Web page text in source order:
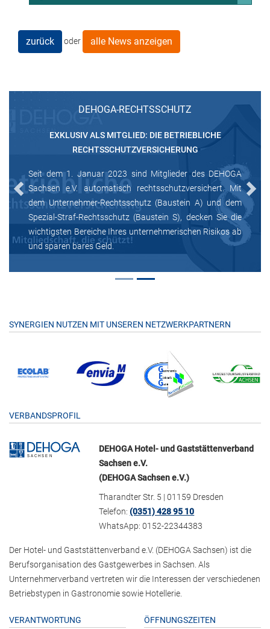
zurück oder alle News anzeigen
DEHOGA-RECHTSSCHUTZ
EXKLUSIV ALS MITGLIED: DIE BETRIEBLICHE
RECHTSSCHUTZVERSICHERUNG
Seit dem 1. Januar 2023 sind Mitglieder des DEHOGA
Sachsen e.V. automatisch rechtsschutzversichert. Mit
dem Unternehmer-Rechtsschutz (Baustein A) und dem
Spezial-Straf-Rechtsschutz (Baustein S), decken Sie die
wichtigsten Bereiche Ihres unternehmerischen Risikos ab
und sparen bares Geld.
Previous Next
SYNERGIEN NUTZEN MIT UNSEREN NETZWERKPARTNERN
VERBANDSPROFIL
DEHOGA Hotel- und Gaststättenverband
Sachsen e.V.
(DEHOGA Sachsen e.V.)
Tharandter Str. 5 | 01159 Dresden
Telefon:(0351) 428 95 10
WhatsApp: 0152-22344383
Der Hotel- und Gaststättenverband e.V. (DEHOGA Sachsen) ist die
Berufsorganisation des Gastgewerbes in Sachsen. Als
Unternehmerverband vertreten wir die Interessen der verschiedenen
Betriebstypen in Gastronomie sowie Hotellerie.
VERANTWORTUNG ÖFFNUNGSZEITEN